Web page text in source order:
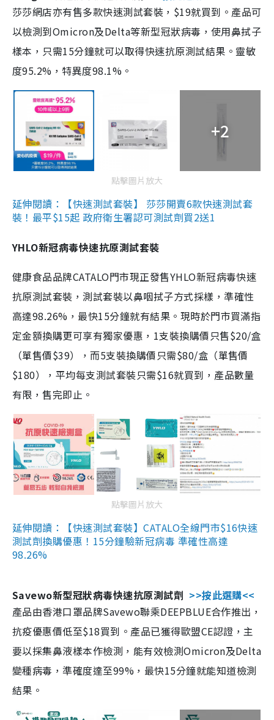
莎莎網店亦有售多款快速測試套裝，$19就買到。產品可
以檢測到Omicron及Delta等新型冠狀病毒，使用鼻拭子
樣本，只需15分鐘就可以取得快速抗原測試結果。靈敏
度95.2%，特異度98.1%。
+2
點擊圖片放大
延伸閱讀：【快速測試套裝】 莎莎開賣6款快速測試套
裝！最平$15起 政府衛生署認可測試劑買2送1
YHLO新冠病毒快速抗原測試套裝
健康食品品牌CATALO門市現正發售YHLO新冠病毒快速
抗原測試套裝，測試套裝以鼻咽拭子方式採樣，準確性
高達98.26%，最快15分鐘就有結果。現時於門市買滿指
定金額換購更可享有獨家優惠，1支裝換購價只售$20/盒
（單售價$39），而5支裝換購價只需$80/盒（單售價
$180），平均每支測試套裝只需$16就買到，產品數量
有限，售完即止。
點擊圖片放大
延伸閱讀：【快速測試套裝】CATALO全線門市$16快速
測試劑換購優惠！15分鐘驗新冠病毒 準確性高達
98.26%
Savewo新型冠狀病毒快速抗原測試劑 >>按此選購<<
產品由香港口罩品牌Savewo聯乘DEEPBLUE合作推出，
抗疫優惠價低至$18買到。產品已獲得歐盟CE認證，主
要以採集鼻液樣本作檢測，能有效檢測Omicron及Delta
變種病毒，準確度達至99%，最快15分鐘就能知道檢測
結果。